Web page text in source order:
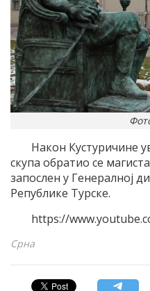
Након Кустуричине
скупа обратио се
запослен у Генералној
Републике Турске.
https://
Срна